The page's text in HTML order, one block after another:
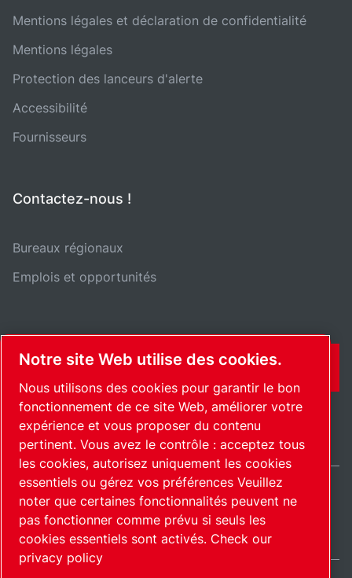
Mentions légales et déclaration de confidentialité
Mentions légales
Protection des lanceurs d'alerte
Accessibilité
Fournisseurs
Contactez-nous !
Bureaux régionaux
Emplois et opportunités
CONTACT
Plan du siteGérer les cookies© 2026 Copyright.
International / FR
Notre site Web utilise des cookies.
Nous utilisons des cookies pour garantir le bon
fonctionnement de ce site Web, améliorer votre
expérience et vous proposer du contenu
pertinent. Vous avez le contrôle : acceptez tous
les cookies, autorisez uniquement les cookies
essentiels ou gérez vos préférences Veuillez
noter que certaines fonctionnalités peuvent ne
pas fonctionner comme prévu si seuls les
cookies essentiels sont activés. Check our
privacy policy